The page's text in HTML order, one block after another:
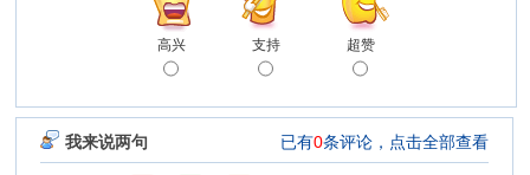
高兴 支持 超赞